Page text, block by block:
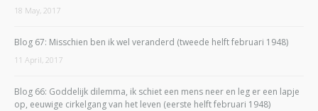
18 May, 2017
Blog 67: Misschien ben ik wel veranderd (tweede helft februari 1948)
11 April, 2017
Blog 66: Goddelijk dilemma, ik schiet een mens neer en leg er een lapje
op, eeuwige cirkelgang van het leven (eerste helft februari 1948)